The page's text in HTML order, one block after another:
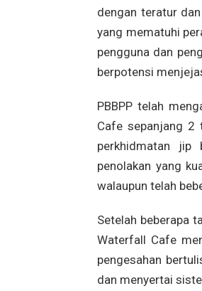
dengan teratur
yang mematuhi
pengguna dan
berpotensi
PBBPP telah
Cafe sepanjang 2
perkhidmatan jip
penolakan yang
walaupun telah
Setelah beberapa
Waterfall Cafe
pengesahan
dan menyertai